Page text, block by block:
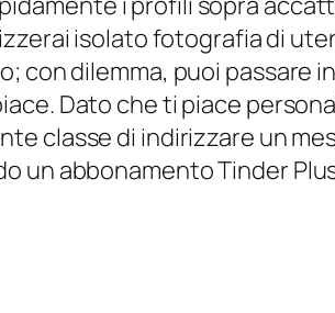
isolato fotografia di
con dilemma, puoi passare
Dato che ti piace
classe di indirizzare un
un abbonamento Tinder